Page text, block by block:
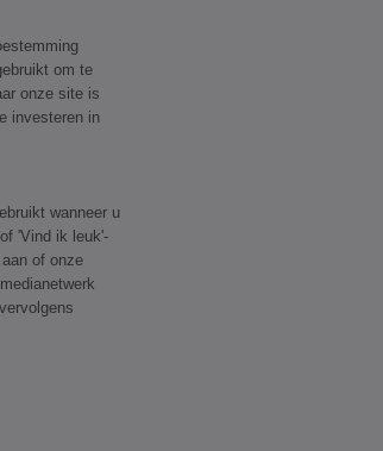
om te
onze site is
investeren in
wanneer u
'Vind ik leuk'-
of onze